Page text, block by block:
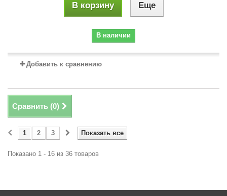
В корзину Еще
В наличии
Добавить к сравнению
Сравнить (0)
Показать все
1 2 3
Показано 1 - 16 из 36 товаров